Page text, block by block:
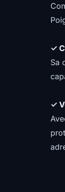
✓
Sa
✓